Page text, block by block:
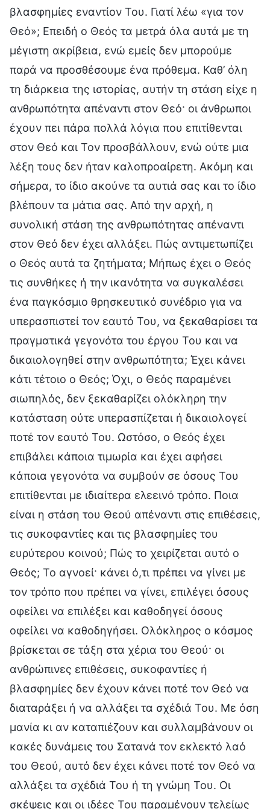
βλασφημίες εναντίον Του. Γιατί λέω «για τον
Θεό»; Επειδή ο Θεός τα μετρά όλα αυτά με τη
μέγιστη ακρίβεια, ενώ εμείς δεν μπορούμε
παρά να προσθέσουμε ένα πρόθεμα. Καθ’ όλη
τη διάρκεια της ιστορίας, αυτήν τη στάση είχε η
ανθρωπότητα απέναντι στον Θεό· οι άνθρωποι
έχουν πει πάρα πολλά λόγια που επιτίθενται
στον Θεό και Τον προσβάλλουν, ενώ ούτε μια
λέξη τους δεν ήταν καλοπροαίρετη. Ακόμη και
σήμερα, το ίδιο ακούνε τα αυτιά σας και το ίδιο
βλέπουν τα μάτια σας. Από την αρχή, η
συνολική στάση της ανθρωπότητας απέναντι
στον Θεό δεν έχει αλλάξει. Πώς αντιμετωπίζει
ο Θεός αυτά τα ζητήματα; Μήπως έχει ο Θεός
τις συνθήκες ή την ικανότητα να συγκαλέσει
ένα παγκόσμιο θρησκευτικό συνέδριο για να
υπερασπιστεί τον εαυτό Του, να ξεκαθαρίσει τα
πραγματικά γεγονότα του έργου Του και να
δικαιολογηθεί στην ανθρωπότητα; Έχει κάνει
κάτι τέτοιο ο Θεός; Όχι, ο Θεός παραμένει
σιωπηλός, δεν ξεκαθαρίζει ολόκληρη την
κατάσταση ούτε υπερασπίζεται ή δικαιολογεί
ποτέ τον εαυτό Του. Ωστόσο, ο Θεός έχει
επιβάλει κάποια τιμωρία και έχει αφήσει
κάποια γεγονότα να συμβούν σε όσους Του
επιτίθενται με ιδιαίτερα ελεεινό τρόπο. Ποια
είναι η στάση του Θεού απέναντι στις επιθέσεις,
τις συκοφαντίες και τις βλασφημίες του
ευρύτερου κοινού; Πώς το χειρίζεται αυτό ο
Θεός; Το αγνοεί· κάνει ό,τι πρέπει να γίνει με
τον τρόπο που πρέπει να γίνει, επιλέγει όσους
οφείλει να επιλέξει και καθοδηγεί όσους
οφείλει να καθοδηγήσει. Ολόκληρος ο κόσμος
βρίσκεται σε τάξη στα χέρια του Θεού· οι
ανθρώπινες επιθέσεις, συκοφαντίες ή
βλασφημίες δεν έχουν κάνει ποτέ τον Θεό να
διαταράξει ή να αλλάξει τα σχέδιά Του. Με όση
μανία κι αν καταπιέζουν και συλλαμβάνουν οι
κακές δυνάμεις του Σατανά τον εκλεκτό λαό
του Θεού, αυτό δεν έχει κάνει ποτέ τον Θεό να
αλλάξει τα σχέδιά Του ή τη γνώμη Του. Οι
σκέψεις και οι ιδέες Του παραμένουν τελείως